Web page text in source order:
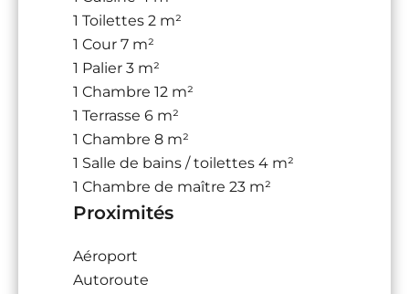
1 Toilettes 2 m²
1 Cour 7 m²
1 Palier 3 m²
1 Chambre 12 m²
1 Terrasse 6 m²
1 Chambre 8 m²
1 Salle de bains / toilettes 4 m²
1 Chambre de maître 23 m²
Proximités
Aéroport
Autoroute